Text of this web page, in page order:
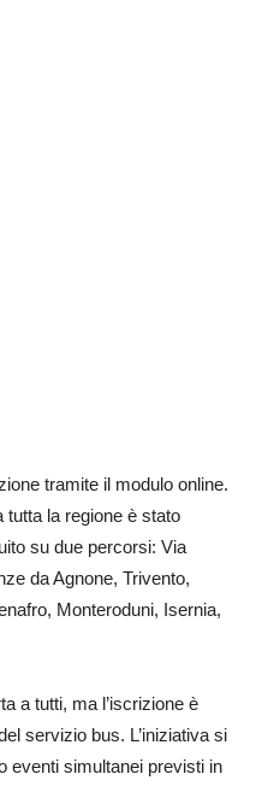
tramite il modulo online.
tutta la regione è stato
su due percorsi: Via
da Agnone, Trivento,
Monteroduni, Isernia,
a tutti, ma l’iscrizione è
servizio bus. L’iniziativa si
eventi simultanei previsti in